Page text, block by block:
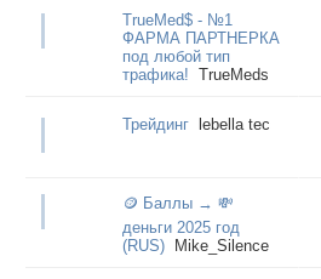
TrueMed$ - №1
ФАРМА ПАРТНЕРКА
под любой тип
трафика! TrueMeds
Трейдинг lebella tec
🪙 Баллы → 💸
деньги 2025 год
(RUS)
Mike_Silence